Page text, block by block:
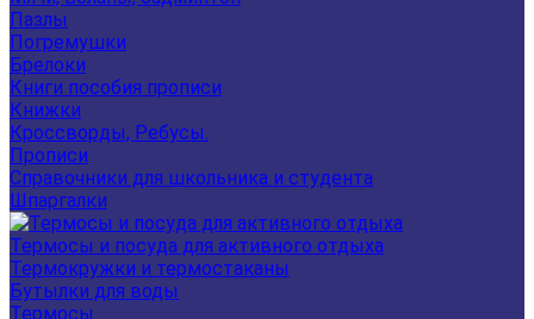
Пазлы
Погремушки
Брелоки
Книги пособия прописи
Книжки
Кроссворды, Ребусы.
Прописи
Справочники для школьника и студента
Шпаргалки
Термосы и посуда для активного отдыха
Термокружки и термостаканы
Бутылки для воды
Термосы